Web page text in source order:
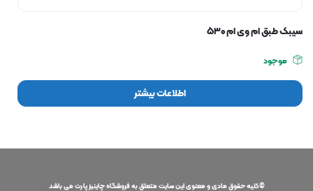
سیبک طبق ام وی ام ۵۳۰
موجود
اطلاعات بیشتر
©کلیه حقوق مادی و معنوی این سایت متعلق به فروشگاه چاینیز پارت می باشد